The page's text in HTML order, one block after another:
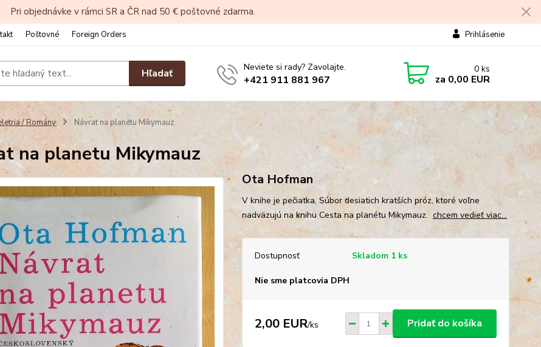
Pri objednávke v rámci SR a ČR nad 50 € poštovné zdarma.
Poštovné Foreign Orders Prihlásenie
Hľadať Neviete si rady? Zavolajte.
+421 911 881 967
0 ks
za 0,00 EUR
/ Romány Návrat na planetu Mikymauz
na planetu Mikymauz
Ota Hofman
V knihe je pečiatka, Súbor desiatich kratších próz, ktoré voľne
nadväzujú na knihu Cesta na planétu Mikymauz. chcem vedieť viac...
Dostupnosť Skladom 1 ks
Nie sme platcovia DPH
2,00 EUR/ks Pridať do košíka